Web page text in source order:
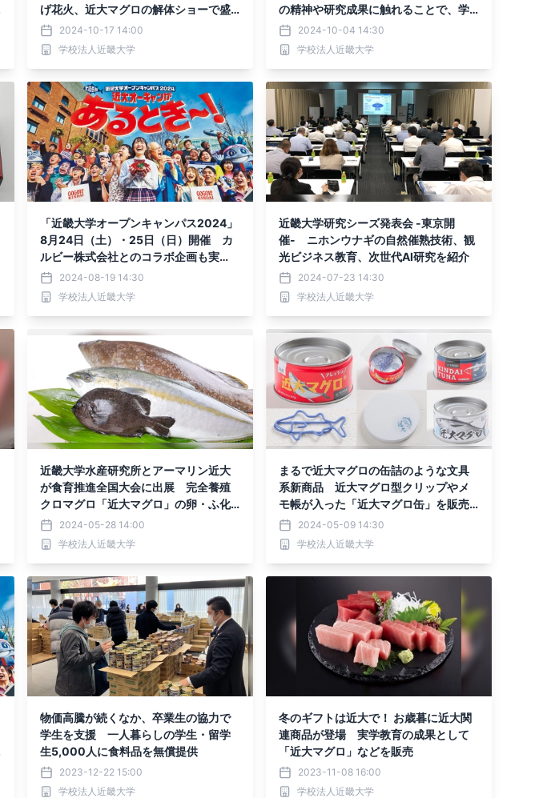
げ花火、近大マグロの解体ショーで盛
り上がる2024-10-17 14:00
学校法人近畿大学
の精神や研究成果に触れることで、学
生の自校理解につなげる
2024-10-04 14:30
学校法人近畿大学
「近畿大学オープンキャンパス2024」
8月24日（土）・25日（日）開催 カ
ルビー株式会社とのコラボ企画も実
施！2024-08-19 14:30
学校法人近畿大学
近畿大学研究シーズ発表会 -東京開
催- ニホンウナギの自然催熟技術、観
光ビジネス教育、次世代AI研究を紹介
2024-07-23 14:30
学校法人近畿大学
近畿大学水産研究所とアーマリン近大
が食育推進全国大会に出展 完全養殖
クロマグロ「近大マグロ」の卵・ふ化
仔魚や交雑魚を展示
2024-05-28 14:00
学校法人近畿大学
まるで近大マグロの缶詰のような文具
系新商品 近大マグロ型クリップやメ
モ帳が入った「近大マグロ缶」を販売
開始2024-05-09 14:30
学校法人近畿大学
物価高騰が続くなか、卒業生の協力で
学生を支援 一人暮らしの学生・留学
生5,000人に食料品を無償提供
2023-12-22 15:00
学校法人近畿大学
冬のギフトは近大で！ お歳暮に近大関
連商品が登場 実学教育の成果として
「近大マグロ」などを販売
2023-11-08 16:00
学校法人近畿大学